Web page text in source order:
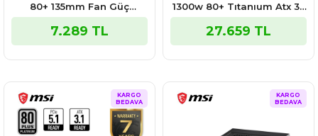
80+ 135mm Fan Güç
Kaynağı
7.289 TL
1300w 80+ Tıtanıum Atx 3.1
Pcıe 5.1 2x 12v-2x6 Power
Supply
27.659 TL
KARGO
BEDAVA
KARGO
BEDAVA